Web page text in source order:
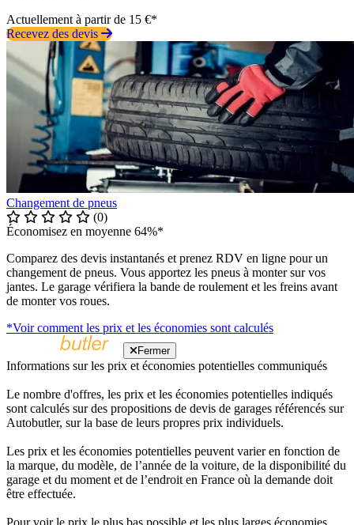
Actuellement à partir de 15 €*
Recevez des devis
Changement de pneus
(0)
Économisez en moyenne 64%*
Comparez des devis instantanés et prenez RDV en ligne pour un
changement de pneus. Vous apportez les pneus à monter sur vos
jantes. Le garage vérifiera la bande de roulement et les freins avant
de monter vos roues.
*Voir comment les prix et les économies sont calculés
Fermer
Informations sur les prix et économies potentielles communiqués
Le nombre d'offres, les prix et les économies potentielles indiqués
sont calculés sur des propositions de devis de garages référencés sur
Autobutler, sur la base de leurs propres prix individuels.
Les prix et les économies potentielles peuvent varier en fonction de
la marque, du modèle, de l’année de la voiture, de la disponibilité du
garage et du moment et de l’endroit en France où la demande doit
être effectuée.
Pour voir le prix le plus bas possible et les plus larges économies